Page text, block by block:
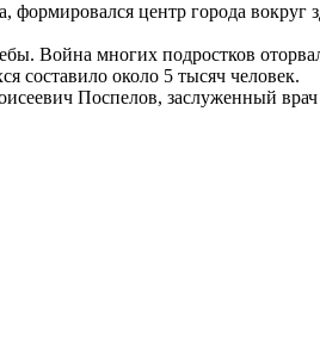
центр города вокруг
Война многих подростков
составило около 5 тысяч человек.
Поспелов, заслуженный